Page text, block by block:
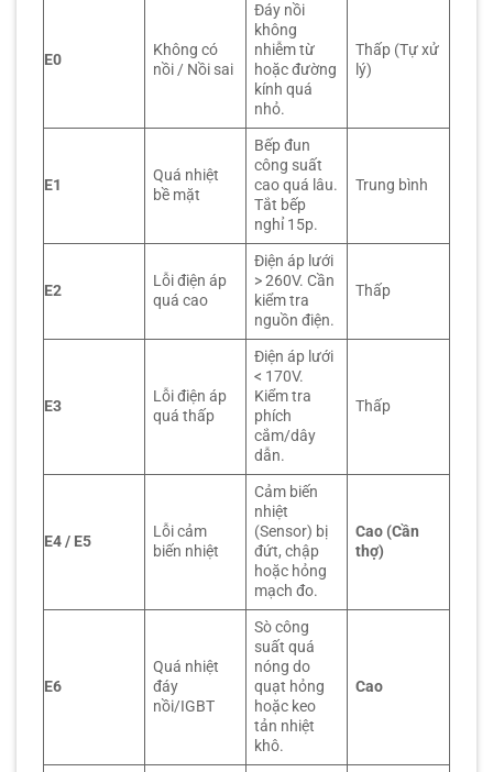
E0
Không có
nồi / Nồi sai
Đáy nồi
không
nhiễm từ
hoặc đường
kính quá
nhỏ.
Thấp (Tự xử
lý)
E1
Quá nhiệt
bề mặt
Bếp đun
công suất
cao quá lâu.
Tắt bếp
nghỉ 15p.
Trung bình
E2
Lỗi điện áp
quá cao
Điện áp lưới
> 260V. Cần
kiểm tra
nguồn điện.
Thấp
E3
Lỗi điện áp
quá thấp
Điện áp lưới
< 170V.
Kiểm tra
phích
cắm/dây
dẫn.
Thấp
E4 / E5
Lỗi cảm
biến nhiệt
Cảm biến
nhiệt
(Sensor) bị
đứt, chập
hoặc hỏng
mạch đo.
Cao (Cần
thợ)
E6
Quá nhiệt
đáy
nồi/IGBT
Sò công
suất quá
nóng do
quạt hỏng
hoặc keo
tản nhiệt
khô.
Cao